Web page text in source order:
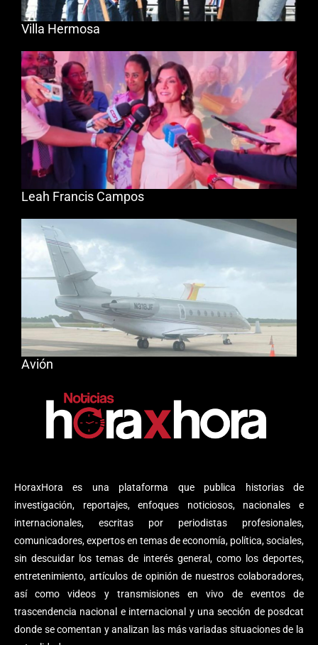
HoraxHora es una plataforma que publica historias de
investigación, reportajes, enfoques noticiosos, nacionales e
internacionales, escritas por periodistas profesionales,
comunicadores, expertos en temas de economía, política, sociales,
sin descuidar los temas de interés general, como los deportes,
entretenimiento, artículos de opinión de nuestros colaboradores,
así como videos y transmisiones en vivo de eventos de
trascendencia nacional e internacional y una sección de posdcat
donde se comentan y analizan las más variadas situaciones de la
Villa Hermosa
Leah Francis Campos
Avión